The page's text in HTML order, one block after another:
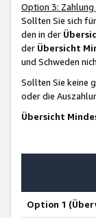
Option 3: Zahlung
Sollten Sie sich
den in der
der Übersicht
und Schweden
Sollten Sie keine
oder die
Übersicht
Option 1